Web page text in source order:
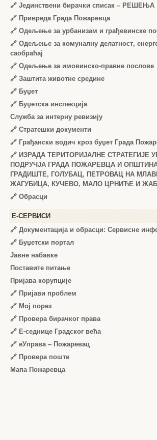
🔗 Јединствени бирачки списак – РЕШЕЊА
🔗 Привреда Града Пожаревца
🔗 Одељење за урбанизам и грађевинске
🔗 Одељење за комуналну делатност,
саобраћај
🔗 Одељење за имовинско-правне послове
🔗 Заштита животне средине
🔗 Буџет
🔗 Буџетска инспекција
Служба за интерну ревизију
🔗 Стратешки документи
🔗 Грађански водич кроз буџет Града
🔗 ИЗРАДА ТЕРИТОРИЈАЛНЕ СТРАТЕГИЈЕ
ПОДРУЧЈА ГРАДА ПОЖАРЕВЦА И
ГРАДИШТЕ, ГОЛУБАЦ, ПЕТРОВАЦ НА
ЖАГУБИЦА, КУЧЕВО, МАЛО ЦРНИЋЕ И
🔗 Обрасци
Е-СЕРВИСИ
🔗 Документација и обрасци: Сервисне
🔗 Буџетски портал
Јавне набавке
Поставите питање
Пријава корупције
🔗 Пријави проблем
🔗 Мој порез
🔗 Провера бирачког права
🔗 Е-седнице Градског већа
🔗 еУправа – Пожаревац
🔗 Провера поште
Мапа Пожаревца